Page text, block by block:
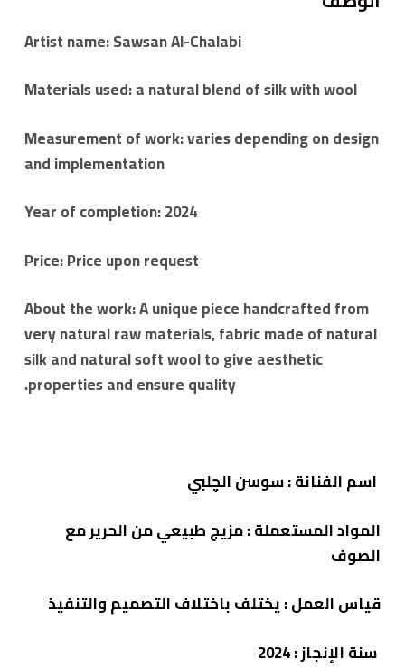
Artist name: Sawsan Al-Chalabi
Materials used: a natural blend of silk with wool
Measurement of work: varies depending on design
and implementation
Year of completion: 2024
Price: Price upon request
About the work: A unique piece handcrafted from
very natural raw materials, fabric made of natural
silk and natural soft wool to give aesthetic
properties and ensure quality.
اسم الفنانة : سوسن الچلبي
المواد المستعملة :مزيج طبيعي من الحرير مع
الصوف
قياس العمل : يختلف باختلاف التصميم والتنفيذ
سنة الإنجاز : 2024